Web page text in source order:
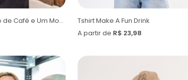
Tshirt Um Pouquinho de Café e Um Montão de Jesus
Tshirt Make A Fun Drink
A partir de R$ 23,98